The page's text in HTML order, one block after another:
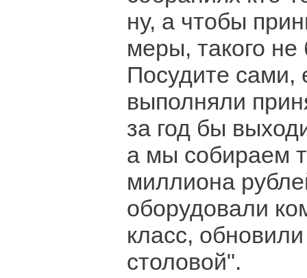
ну, а чтобы
меры, такого не
Посудите сами,
выполняли
за год бы
а мы собираем
миллиона
оборудовали
класс,
столовой".